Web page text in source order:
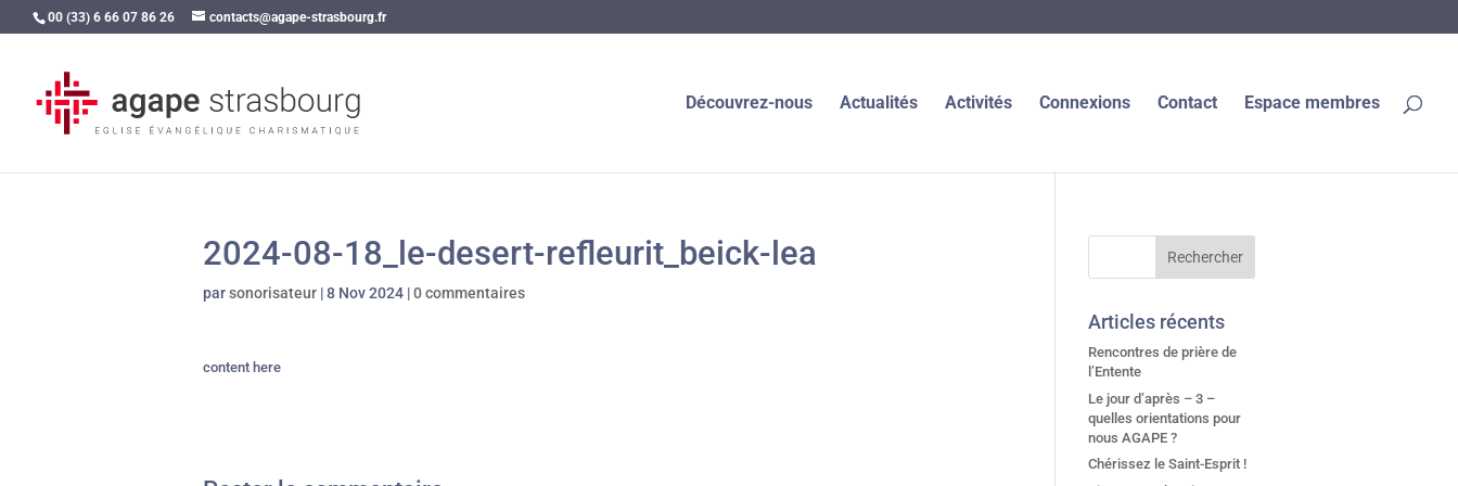
00 (33) 6 66 07 86 26 contacts@agape-strasbourg.fr
Découvrez-nous Actualités Activités Connexions Contact Espace membres
2024-08-18_le-desert-refleurit_beick-lea
parsonorisateur |8 Nov 2024 |0 commentaires
content here
Articles récents
Rencontres de prière de
l’Entente
Le jour d’après – 3 –
quelles orientations pour
nous AGAPE ?
Chérissez le Saint-Esprit !